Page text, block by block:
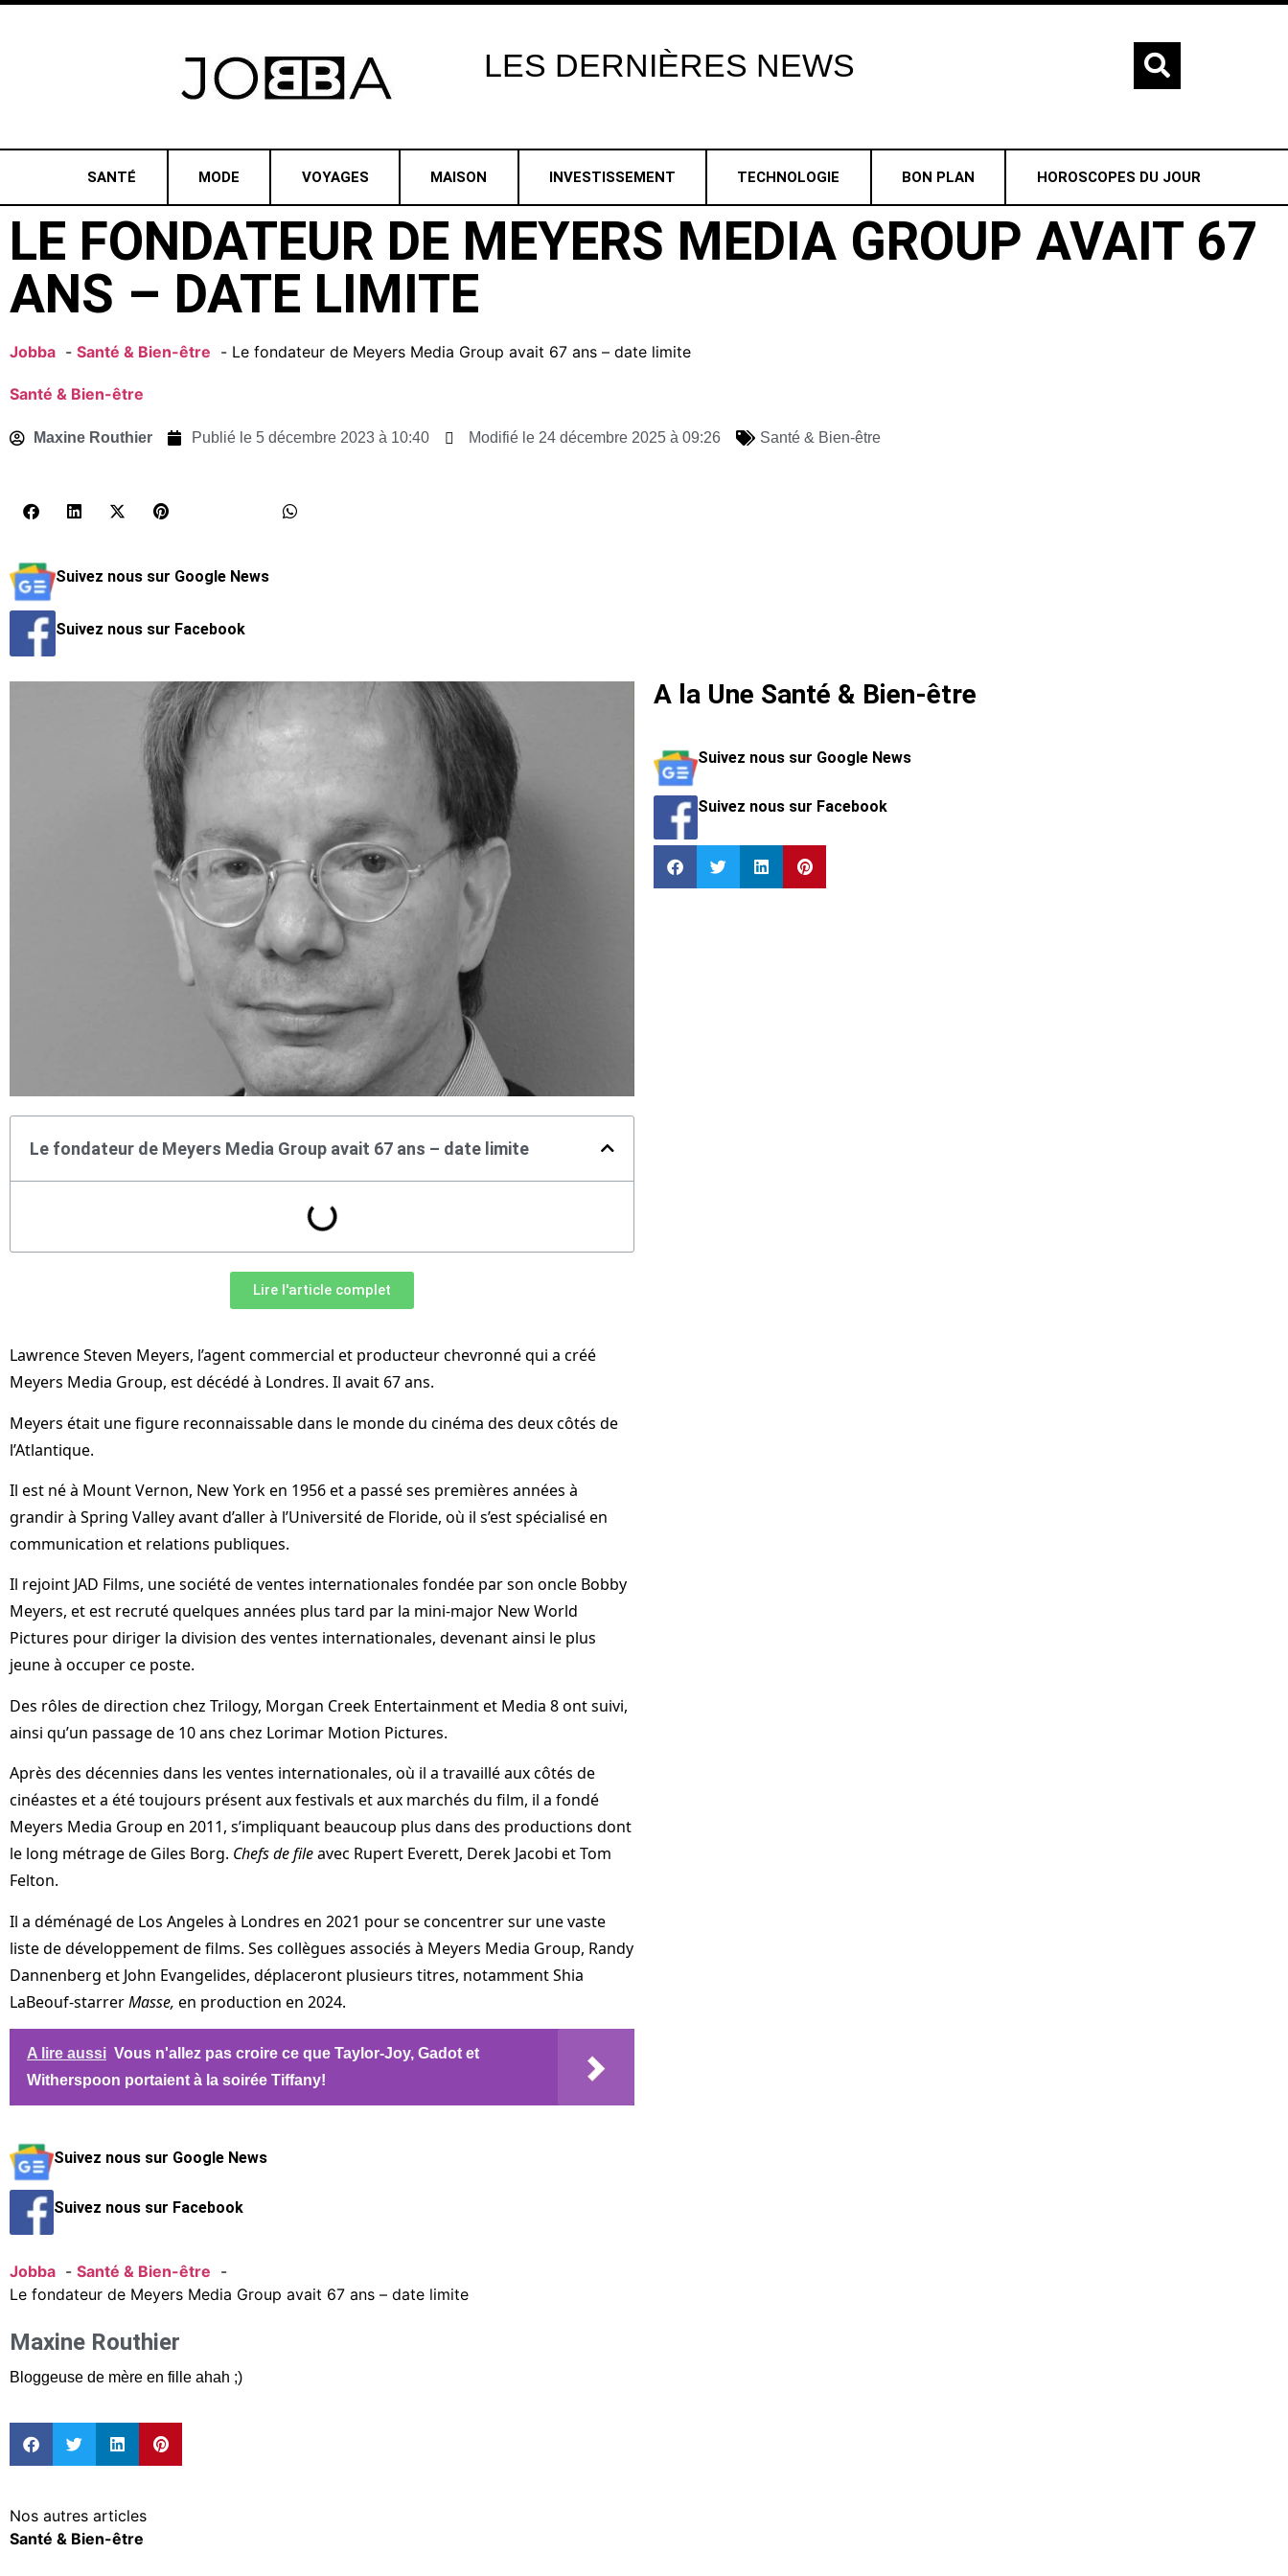
LES DERNIÈRES NEWS
SANTÉ MODE VOYAGES MAISON INVESTISSEMENT TECHNOLOGIE BON PLAN HOROSCOPES DU JOUR
LE FONDATEUR DE MEYERS MEDIA GROUP AVAIT 67
ANS – DATE LIMITE
Jobba Santé & Bien-être Le fondateur de Meyers Media Group avait 67 ans – date limite
Santé & Bien-être
Maxine Routhier Publié le 5 décembre 2023 à 10:40 Modifié le 24 décembre 2025 à 09:26 Santé & Bien-être
Suivez nous sur Google News
Suivez nous sur Facebook
Le fondateur de Meyers Media Group avait 67 ans – date limite
Lire l'article complet
Lawrence Steven Meyers, l’agent commercial et producteur chevronné qui a créé
Meyers Media Group, est décédé à Londres. Il avait 67 ans.
Meyers était une figure reconnaissable dans le monde du cinéma des deux côtés de
l’Atlantique.
Il est né à Mount Vernon, New York en 1956 et a passé ses premières années à
grandir à Spring Valley avant d’aller à l’Université de Floride, où il s’est spécialisé en
communication et relations publiques.
Il rejoint JAD Films, une société de ventes internationales fondée par son oncle Bobby
Meyers, et est recruté quelques années plus tard par la mini-major New World
Pictures pour diriger la division des ventes internationales, devenant ainsi le plus
jeune à occuper ce poste.
Des rôles de direction chez Trilogy, Morgan Creek Entertainment et Media 8 ont suivi,
ainsi qu’un passage de 10 ans chez Lorimar Motion Pictures.
Après des décennies dans les ventes internationales, où il a travaillé aux côtés de
cinéastes et a été toujours présent aux festivals et aux marchés du film, il a fondé
Meyers Media Group en 2011, s’impliquant beaucoup plus dans des productions dont
le long métrage de Giles Borg. Chefs de fileavec Rupert Everett, Derek Jacobi et Tom
Felton.
Il a déménagé de Los Angeles à Londres en 2021 pour se concentrer sur une vaste
liste de développement de films. Ses collègues associés à Meyers Media Group, Randy
Dannenberg et John Evangelides, déplaceront plusieurs titres, notamment Shia
LaBeouf-starrerMasse, en production en 2024.
A lire aussi Vous n'allez pas croire ce que Taylor-Joy, Gadot et
Witherspoon portaient à la soirée Tiffany!
Suivez nous sur Google News
Suivez nous sur Facebook
Jobba
Santé & Bien-être
Le fondateur de Meyers Media Group avait 67 ans – date limite
Maxine Routhier
Bloggeuse de mère en fille ahah ;)
A la Une Santé & Bien-être
Suivez nous sur Google News
Suivez nous sur Facebook
Nos autres articles
Santé & Bien-être